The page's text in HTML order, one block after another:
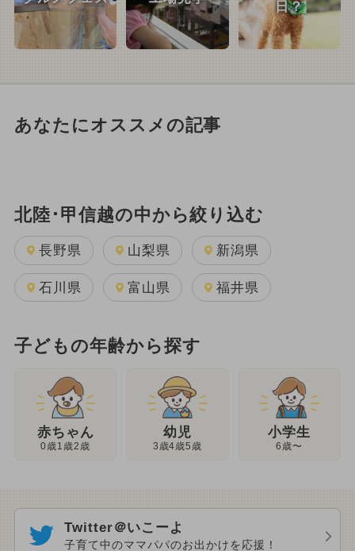
日？
あなたにオススメの記事
北陸･甲信越の中から絞り込む
長野県 山梨県 新潟県
石川県 富山県 福井県
子どもの年齢から探す
赤ちゃん
0歳1歳2歳
幼児
3歳4歳5歳
小学生
6歳〜
Twitter＠いこーよ
子育て中のママパパのお出かけを応援！